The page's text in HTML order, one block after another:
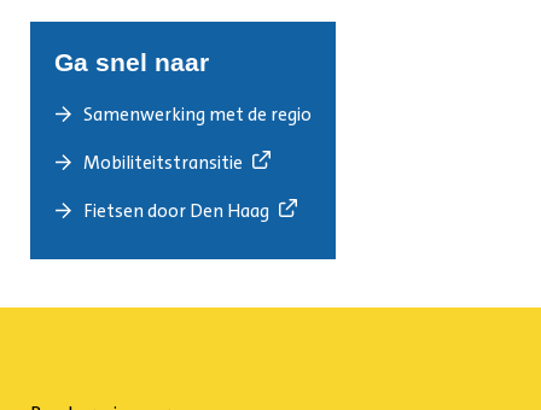
Ga snel naar
Samenwerking met de regio
Mobiliteitstransitie
Fietsen door Den Haag